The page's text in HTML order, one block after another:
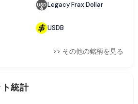
Legacy Frax Dollar
USDB
>> その他の銘柄を見る
統計